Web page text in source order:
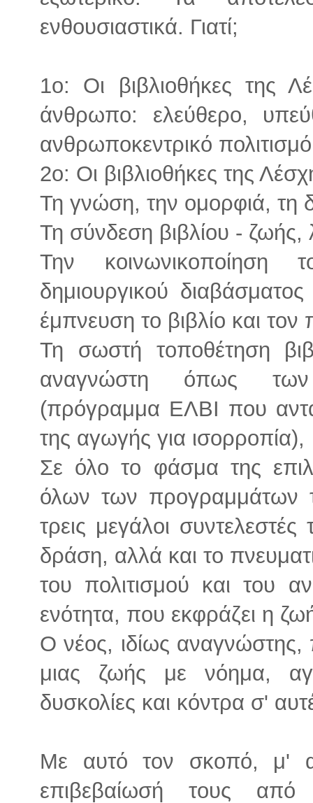
ενθουσιαστικά. Γιατί;
1ο: Οι βιβλιοθήκες της
άνθρωπο: ελεύθερο,
ανθρωποκεντρικό
2ο: Οι βιβλιοθήκες της
Τη γνώση, την ομορφιά, τη
Τη σύνδεση βιβλίου -
Την
δημιουργικού
έμπνευση το βιβλίο και τον
Τη σωστή τοποθέτηση
αναγνώστη όπως των
(πρόγραμμα ΕΛΒΙ που
της αγωγής για ισορροπία),
Σε όλο το φάσμα της
όλων των προγραμμάτων
τρεις μεγάλοι
δράση, αλλά και το
του πολιτισμού και του
ενότητα, που εκφράζει η
Ο νέος, ιδίως αναγνώστης,
μιας ζωής με νόημα,
δυσκολίες και κόντρα σ'
Με αυτό τον σκοπό, μ'
επιβεβαίωσή τους από